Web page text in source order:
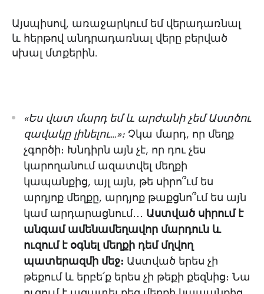
Այսպիսով, առաջարկում եմ վերադառնալ
և հերթով անդրադառնալ վերը բերված
սխալ մտքերին.
«Ես վատ մարդ եմ և արժանի չեմ Աստծու
զավակը լինելու…»։ Չկա մարդ, որ մեղք
չգործի։ Խնդիրն այն չէ, որ դու չես
կարողանում ազատվել մեղքի
կապանքից, այլ այն, թե սիրո՞ւմ ես
արդյոք մեղքը, արդյոք թաքցնո՞ւմ ես այն
կամ արդարացնում․․․ Աստված սիրում է
անգամ ամենամեղավոր մարդուն և
ուզում է օգնել մեղքի դեմ մղվող
պատերազմի մեջ։ Աստված երես չի
թեքում և երբե՛ք երես չի թեքի քեզնից։ Նա